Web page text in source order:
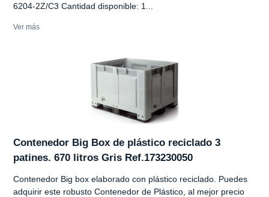
6204-2Z/C3 Cantidad disponible: 1...
Ver más
Contenedor Big Box de plástico reciclado 3
patines. 670 litros Gris Ref.173230050
Contenedor Big box elaborado con plástico reciclado. Puedes
adquirir este robusto Contenedor de Plástico, al mejor precio